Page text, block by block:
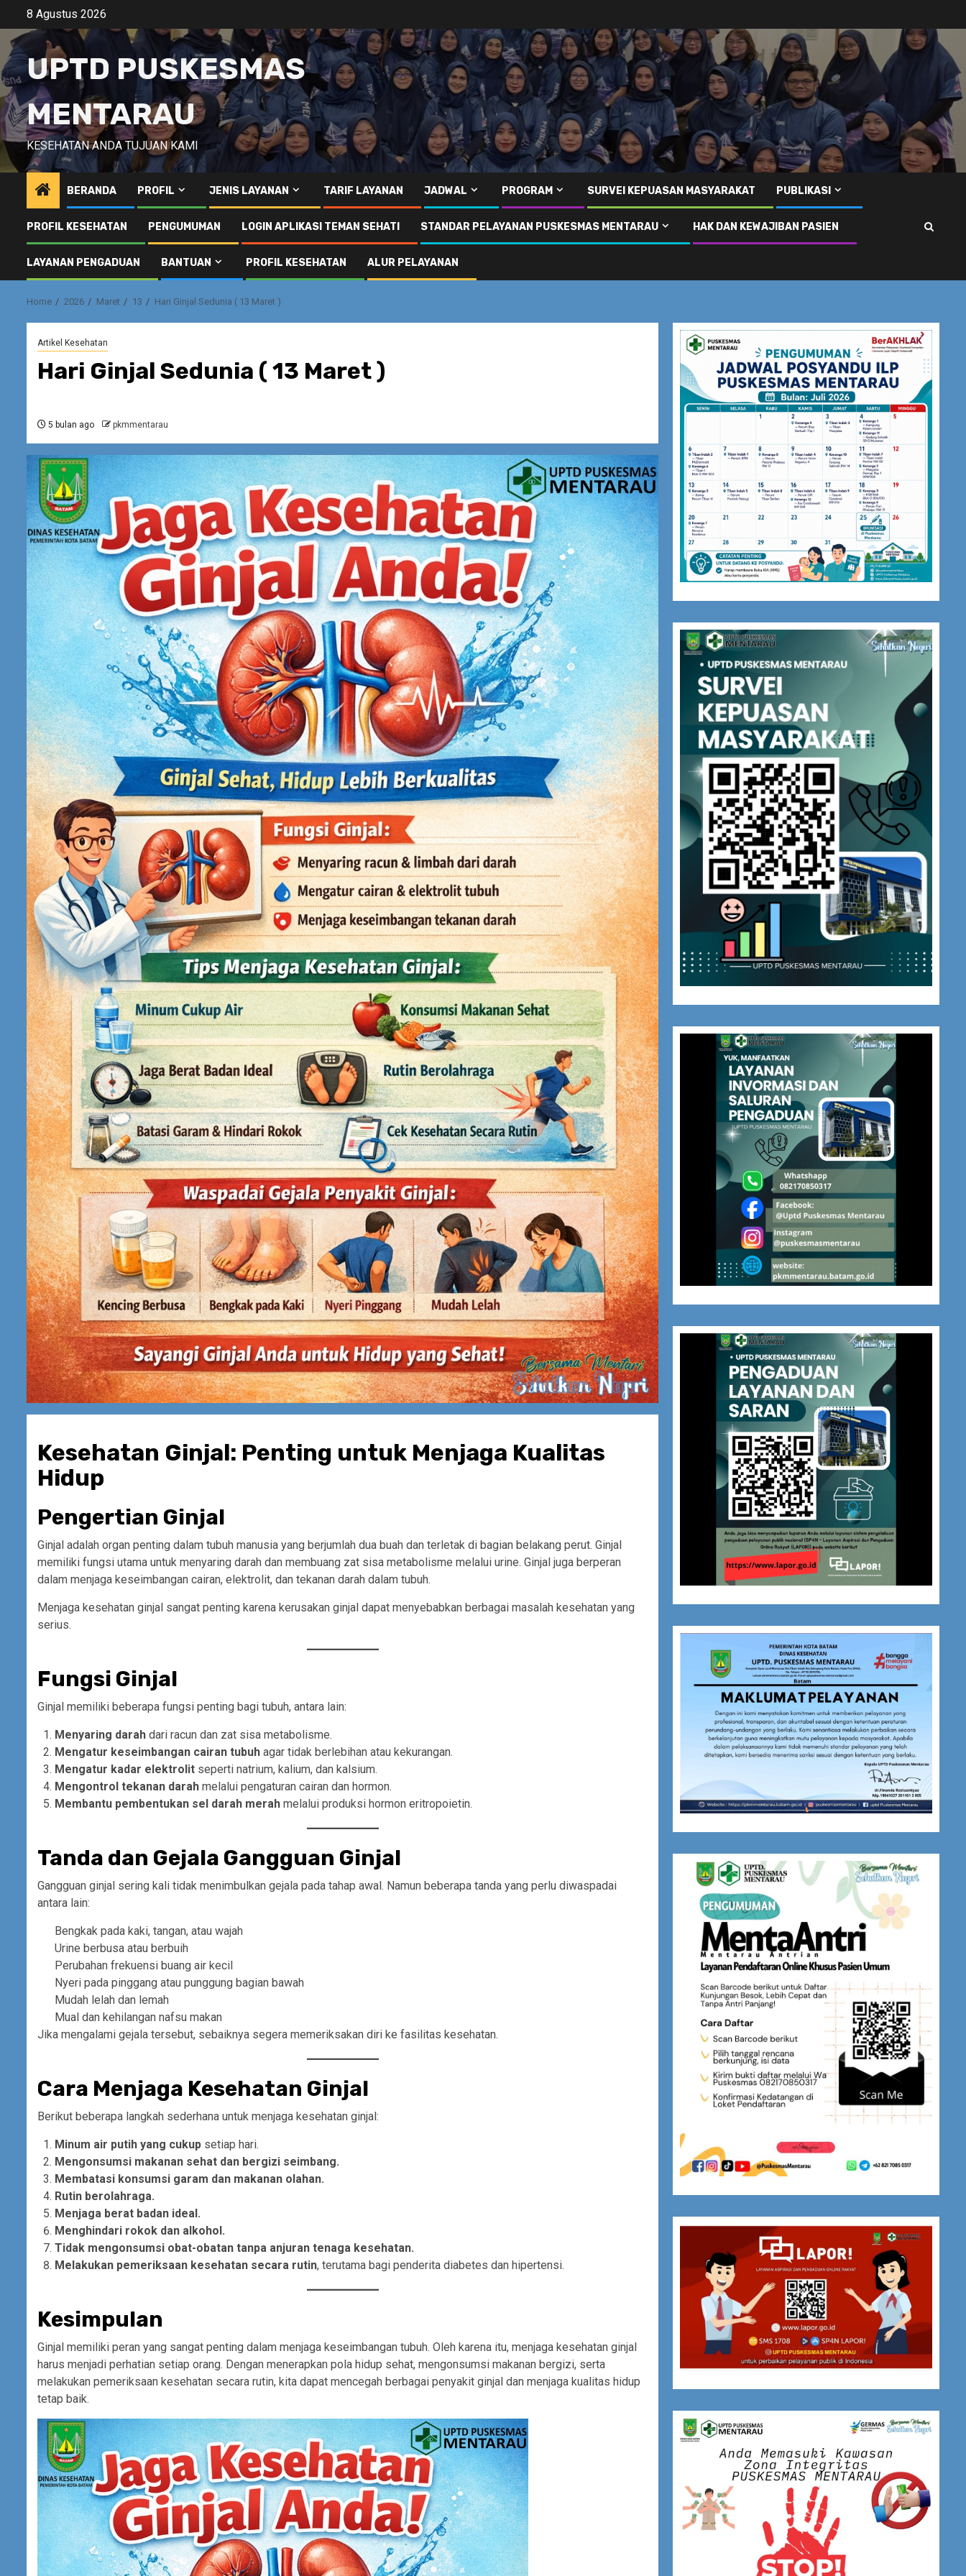
content
8 Agustus 2026
UPTD PUSKESMAS
MENTARAU
KESEHATAN ANDA TUJUAN KAMI
BERANDA PROFIL JENIS LAYANAN TARIF LAYANAN JADWAL PROGRAM SURVEI KEPUASAN MASYARAKAT PUBLIKASI
PROFIL KESEHATAN PENGUMUMAN LOGIN APLIKASI TEMAN SEHATI STANDAR PELAYANAN PUSKESMAS MENTARAU HAK DAN KEWAJIBAN PASIEN
LAYANAN PENGADUAN BANTUAN PROFIL KESEHATAN ALUR PELAYANAN
Home 2026 Maret 13 Hari Ginjal Sedunia ( 13 Maret )
Artikel Kesehatan
Hari Ginjal Sedunia ( 13 Maret )
5 bulan ago pkmmentarau
Kesehatan Ginjal: Penting untuk Menjaga Kualitas
Hidup
Pengertian Ginjal
Ginjal adalah organ penting dalam tubuh manusia yang berjumlah dua buah dan terletak di bagian belakang perut. Ginjal
memiliki fungsi utama untuk menyaring darah dan membuang zat sisa metabolisme melalui urine. Ginjal juga berperan
dalam menjaga keseimbangan cairan, elektrolit, dan tekanan darah dalam tubuh.
Menjaga kesehatan ginjal sangat penting karena kerusakan ginjal dapat menyebabkan berbagai masalah kesehatan yang
serius.
Fungsi Ginjal
Ginjal memiliki beberapa fungsi penting bagi tubuh, antara lain:
Menyaring darah dari racun dan zat sisa metabolisme.
Mengatur keseimbangan cairan tubuh agar tidak berlebihan atau kekurangan.
Mengatur kadar elektrolit seperti natrium, kalium, dan kalsium.
Mengontrol tekanan darah melalui pengaturan cairan dan hormon.
Membantu pembentukan sel darah merah melalui produksi hormon eritropoietin.
Tanda dan Gejala Gangguan Ginjal
Gangguan ginjal sering kali tidak menimbulkan gejala pada tahap awal. Namun beberapa tanda yang perlu diwaspadai
antara lain:
Bengkak pada kaki, tangan, atau wajah
Urine berbusa atau berbuih
Perubahan frekuensi buang air kecil
Nyeri pada pinggang atau punggung bagian bawah
Mudah lelah dan lemah
Mual dan kehilangan nafsu makan
Jika mengalami gejala tersebut, sebaiknya segera memeriksakan diri ke fasilitas kesehatan.
Cara Menjaga Kesehatan Ginjal
Berikut beberapa langkah sederhana untuk menjaga kesehatan ginjal:
Minum air putih yang cukup setiap hari.
Mengonsumsi makanan sehat dan bergizi seimbang.
Membatasi konsumsi garam dan makanan olahan.
Rutin berolahraga.
Menjaga berat badan ideal.
Menghindari rokok dan alkohol.
Tidak mengonsumsi obat-obatan tanpa anjuran tenaga kesehatan.
Melakukan pemeriksaan kesehatan secara rutin, terutama bagi penderita diabetes dan hipertensi.
Kesimpulan
Ginjal memiliki peran yang sangat penting dalam menjaga keseimbangan tubuh. Oleh karena itu, menjaga kesehatan ginjal
harus menjadi perhatian setiap orang. Dengan menerapkan pola hidup sehat, mengonsumsi makanan bergizi, serta
melakukan pemeriksaan kesehatan secara rutin, kita dapat mencegah berbagai penyakit ginjal dan menjaga kualitas hidup
tetap baik.